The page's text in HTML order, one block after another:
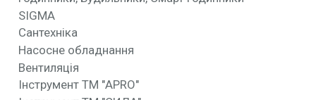
SIGMA
Сантехніка
Насосне обладнання
Вентиляція
Інструмент ТМ "APRO"